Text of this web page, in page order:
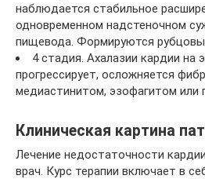
наблюдается стабильное
одновременном надстеночном
пищевода. Формируются
4 стадия. Ахалазии кардии на
прогрессирует, осложняется
медиастинитом, эзофагитом или
Клиническая картина
Лечение недостаточности
врач. Курс терапии включает в